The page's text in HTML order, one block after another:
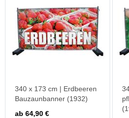
340 x 173 cm | Erdbeeren
Bauzaunbanner (1932)
ab 64,90 €